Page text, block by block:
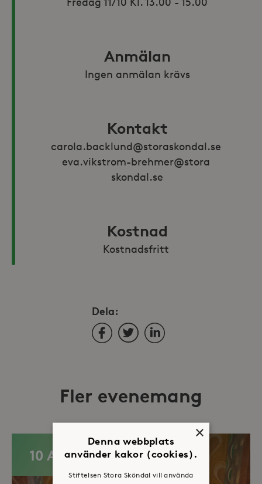
Anmälan
Ingen anmälan krävs
Kontakt
carola.backlund@storaskondal.se
eva.vikstrom-brehmer@stora
skondal.se
Kostnad
Kostnadsfritt
Dela:
FacebookTwitterLinkedIn
Fler evenemang
10 AUG
×
Denna webbplats
använder kakor (cookies).
Stiftelsen Stora Sköndal vill använda